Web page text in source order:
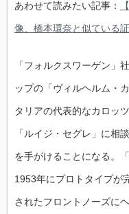
あわせて読みたい記事：
像、橋本環奈と似ている
「フォルクスワーゲン」
ップの「ヴィルヘルム・
タリアの代表的なカロッ
「ルイジ・セグレ」に相
を手がけることになる。
1953年にプロトタイプが
されたフロントノーズに